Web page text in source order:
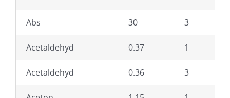
Abs 30 3
Acetaldehyd 0.37 1
Acetaldehyd 0.36 3